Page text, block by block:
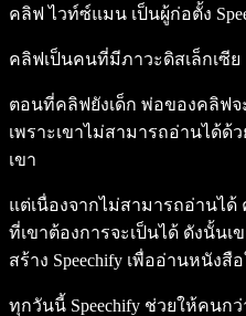
คลิฟ ไวท์ซ์แมน เป็นผู้ก่อตั้ง
คลิฟเป็นคนที่มีภาวะดิสเล็กเซีย
ตอนที่คลิฟยังเด็ก พ่อของคลิฟจ
เพราะเขาไม่สามารถอ่านได้ด้
เขา
แต่เนื่องจากไม่สามารถอ่านไ
ที่เขาต้องการจะเป็นได้ ดังนั้นเ
สร้าง Speechify เพื่ออ่านหนังสื
ทุกวันนี้ Speechify ช่วยให้คนก